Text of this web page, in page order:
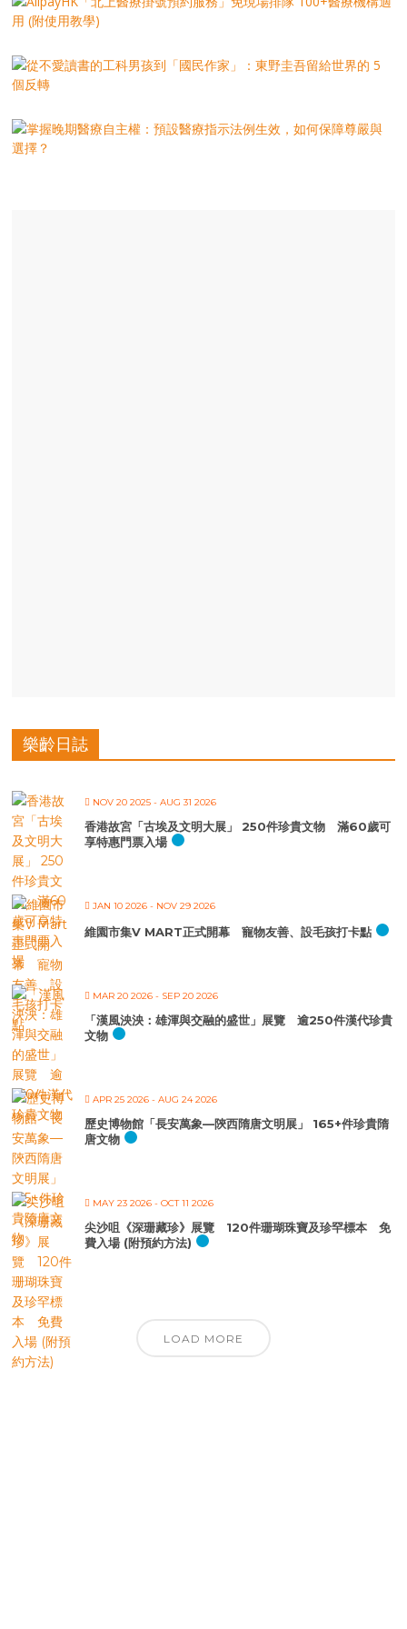
樂齡日誌
NOV 20 2025 - AUG 31 2026
香港故宮「古埃及文明大展」 250件珍貴文物 滿60歲可
享特惠門票入場
JAN 10 2026 - NOV 29 2026
維園市集V MART正式開幕 寵物友善、設毛孩打卡點
MAR 20 2026 - SEP 20 2026
「漢風泱泱：雄渾與交融的盛世」展覽 逾250件漢代珍貴
文物
APR 25 2026 - AUG 24 2026
歷史博物館「長安萬象—陝西隋唐文明展」 165+件珍貴隋
唐文物
MAY 23 2026 - OCT 11 2026
尖沙咀《深珊藏珍》展覽 120件珊瑚珠寶及珍罕標本 免
費入場 (附預約方法)
LOAD MORE